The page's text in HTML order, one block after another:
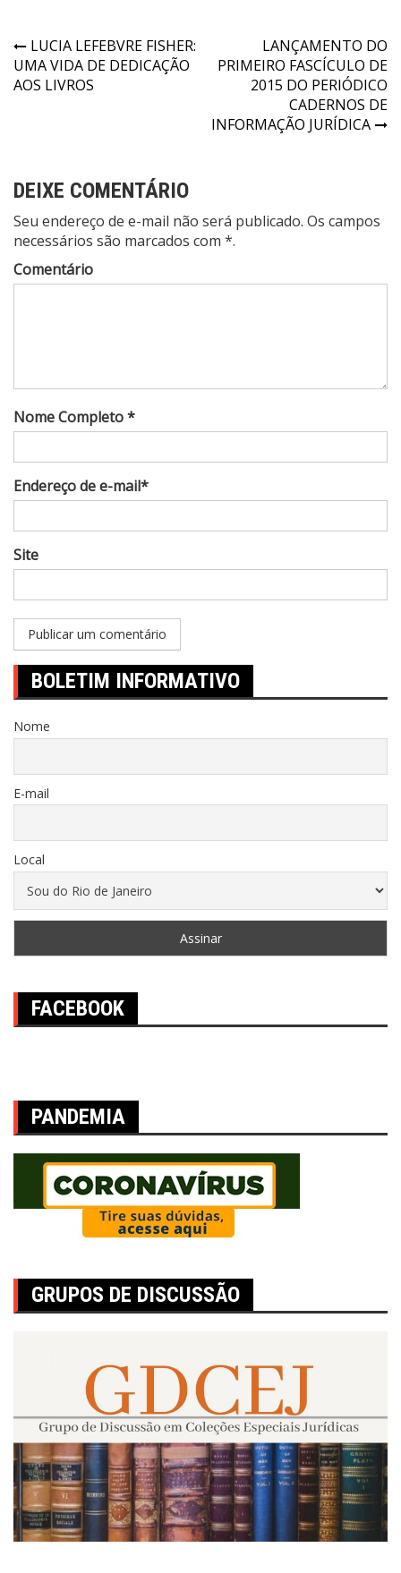
Navegação
de
LUCIA LEFEBVRE FISHER:
UMA VIDA DE DEDICAÇÃO
AOS LIVROS
LANÇAMENTO DO
PRIMEIRO FASCÍCULO DE
2015 DO PERIÓDICO
CADERNOS DE
INFORMAÇÃO JURÍDICA
DEIXE COMENTÁRIO
Seu endereço de e-mail não será publicado. Os campos
necessários são marcados com *.
Comentário
Nome Completo *
Endereço de e-mail*
Site
BOLETIM INFORMATIVO
Nome
E-mail
Local
FACEBOOK
PANDEMIA
GRUPOS DE DISCUSSÃO